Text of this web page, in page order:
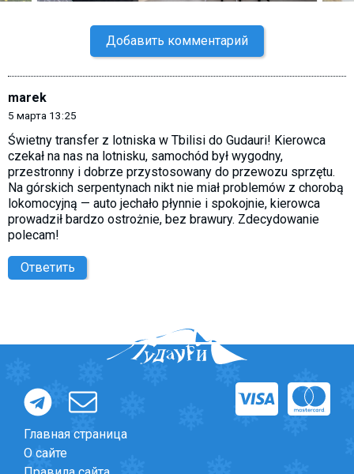
Добавить комментарий
marek
5 марта 13:25
Świetny transfer z lotniska w Tbilisi do Gudauri! Kierowca
czekał na nas na lotnisku, samochód był wygodny,
przestronny i dobrze przystosowany do przewozu sprzętu.
Na górskich serpentynach nikt nie miał problemów z chorobą
lokomocyjną — auto jechało płynnie i spokojnie, kierowca
prowadził bardzo ostrożnie, bez brawury. Zdecydowanie
polecam!
Ответить
Главная страница
О сайте